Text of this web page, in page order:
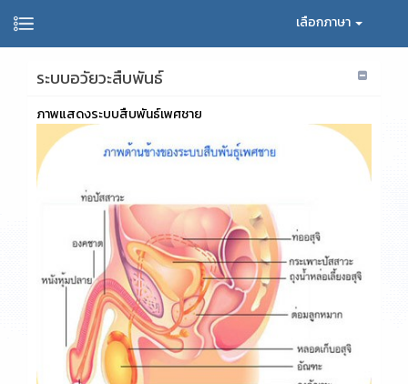
เลือกภาษา
ระบบอวัยวะสืบพันธ์
ภาพแสดงระบบสืบพันธ์เพศชาย